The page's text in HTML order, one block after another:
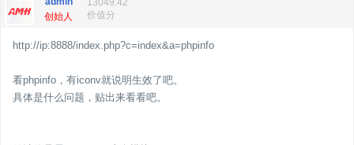
创始人
13049.42
价值分
http://ip:8888/index.php?c=index&a=phpinfo
看phpinfo，有iconv就说明生效了吧。
具体是什么问题，贴出来看看吧。